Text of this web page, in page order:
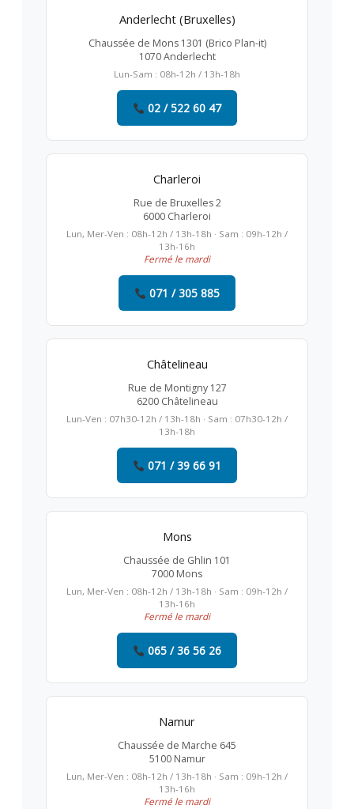
Anderlecht (Bruxelles)
Chaussée de Mons 1301 (Brico Plan-it)
1070 Anderlecht
Lun-Sam : 08h-12h / 13h-18h
02 / 522 60 47
Charleroi
Rue de Bruxelles 2
6000 Charleroi
Lun, Mer-Ven : 08h-12h / 13h-18h · Sam : 09h-12h /
13h-16h
Fermé le mardi
071 / 305 885
Châtelineau
Rue de Montigny 127
6200 Châtelineau
Lun-Ven : 07h30-12h / 13h-18h · Sam : 07h30-12h /
13h-18h
071 / 39 66 91
Mons
Chaussée de Ghlin 101
7000 Mons
Lun, Mer-Ven : 08h-12h / 13h-18h · Sam : 09h-12h /
13h-16h
Fermé le mardi
065 / 36 56 26
Namur
Chaussée de Marche 645
5100 Namur
Lun, Mer-Ven : 08h-12h / 13h-18h · Sam : 09h-12h /
13h-16h
Fermé le mardi